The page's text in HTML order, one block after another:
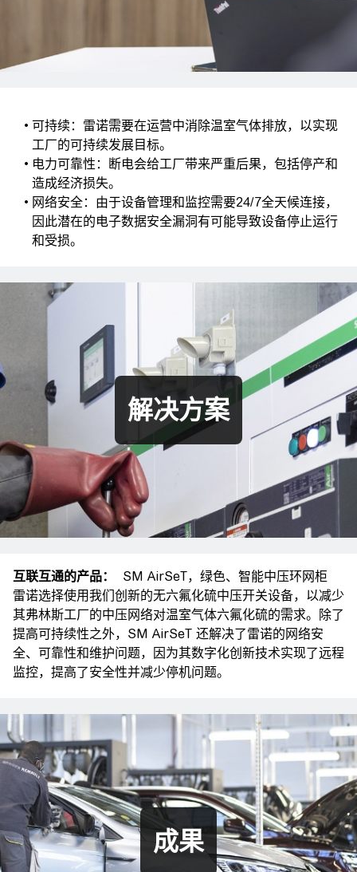
可持续：雷诺需要在运营中消除温室气体排放，以实现
工厂的可持续发展目标。
电力可靠性：断电会给工厂带来严重后果，包括停产和
造成经济损失。
网络安全：由于设备管理和监控需要24/7全天候连接，
因此潜在的电子数据安全漏洞有可能导致设备停止运行
和受损。
解决方案
互联互通的产品：
SM AirSeT，绿色、智能中压环网柜
雷诺选择使用我们创新的无六氟化硫中压开关设备，以减少
其弗林斯工厂的中压网络对温室气体六氟化硫的需求。除了
提高可持续性之外，SM AirSeT 还解决了雷诺的网络安
全、可靠性和维护问题，因为其数字化创新技术实现了远程
监控，提高了安全性并减少停机问题。
成果